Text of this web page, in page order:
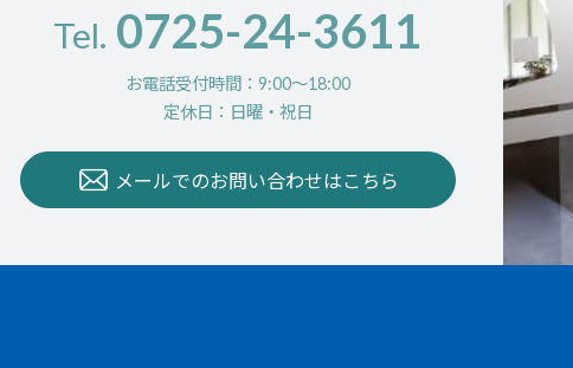
Tel. 0725-24-3611
お電話受付時間：9:00〜18:00
定休日：日曜・祝日
メールでのお問い合わせはこちら